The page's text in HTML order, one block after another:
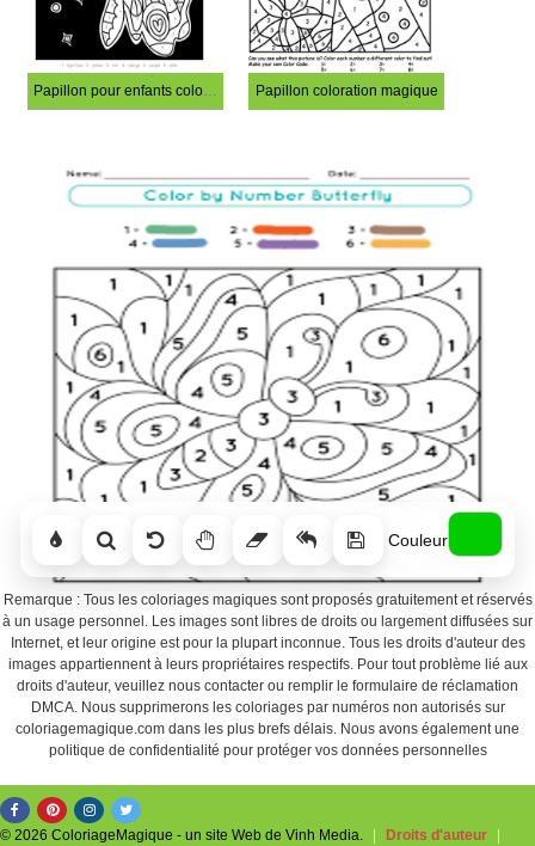
Papillon pour enfants coloriage magique Papillon coloration magique
Couleur
Remarque : Tous les coloriages magiques sont proposés gratuitement et réservés
à un usage personnel. Les images sont libres de droits ou largement diffusées sur
Internet, et leur origine est pour la plupart inconnue. Tous les droits d'auteur des
images appartiennent à leurs propriétaires respectifs. Pour tout problème lié aux
droits d'auteur, veuillez nous contacter ou remplir le formulaire de réclamation
DMCA. Nous supprimerons les coloriages par numéros non autorisés sur
coloriagemagique.com dans les plus brefs délais. Nous avons également une
politique de confidentialité pour protéger vos données personnelles
© 2026 ColoriageMagique - un site Web de Vinh Media. Droits d'auteur